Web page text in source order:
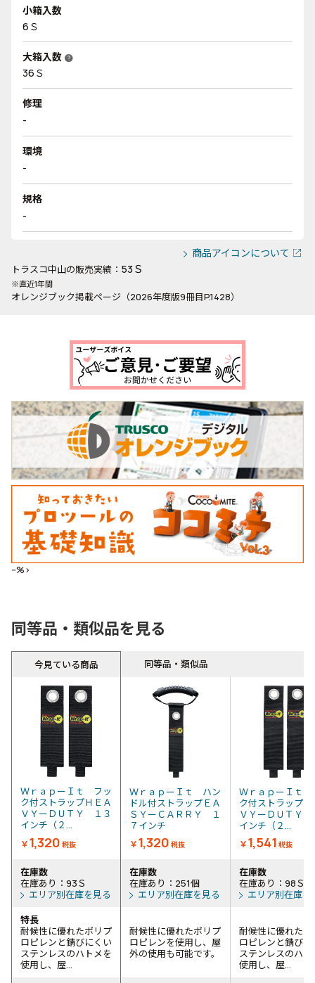
小箱入数
6Ｓ
大箱入数 help
36Ｓ
修理
-
環境
-
規格
-
商品アイコンについて
トラスコ中山の販売実績： 53Ｓ
※直近1年間
オレンジブック掲載ページ（2026年度版9冊目P.1428）
--%>
同等品・類似品を見る
今見ている商品 同等品・類似品
ＷｒａｐーＩｔ フッ
ク付ストラップＨＥＡ
ＶＹーＤＵＴＹ １３
インチ（２...
￥1,320 税抜
ＷｒａｐーＩｔ ハン
ドル付ストラップＥＡ
ＳＹーＣＡＲＲＹ １
７インチ
￥1,320 税抜
ＷｒａｐーＩｔ
ク付ストラップＨ
ＶＹーＤＵＴＹ
インチ（２...
￥1,541 税抜
在庫数
在庫あり：93Ｓ
エリア別在庫を見る
在庫数
在庫あり：251個
エリア別在庫を見る
在庫数
在庫あり：98Ｓ
エリア別在庫を
特長
耐候性に優れたポリプ
ロピレンと錆びにくい
ステンレスのハトメを
使用し、屋...
耐候性に優れたポリプ
ロピレンを使用し、屋
外の使用も可能です。
耐候性に優れたポ
ロピレンと錆びに
ステンレスのハト
使用し、屋...